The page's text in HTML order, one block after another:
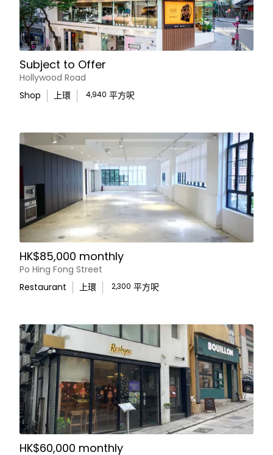
Subject to Offer
Hollywood Road
Shop
上環 4,940 平方呎
HK$85,000 monthly
Po Hing Fong Street
Restaurant
上環 2,300 平方呎
HK$60,000 monthly